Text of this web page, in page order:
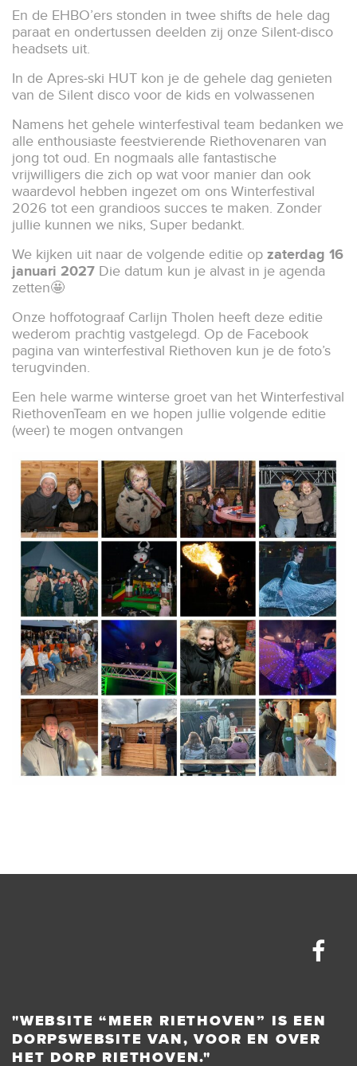
En de EHBO’ers stonden in twee shifts de hele dag
paraat en ondertussen deelden zij onze Silent-disco
headsets uit.
In de Apres-ski HUT kon je de gehele dag genieten
van de Silent disco voor de kids en volwassenen
Namens het gehele winterfestival team bedanken we
alle enthousiaste feestvierende Riethovenaren van
jong tot oud. En nogmaals alle fantastische
vrijwilligers die zich op wat voor manier dan ook
waardevol hebben ingezet om ons Winterfestival
2026 tot een grandioos succes te maken. Zonder
jullie kunnen we niks, Super bedankt.
We kijken uit naar de volgende editie op zaterdag 16
januari 2027 Die datum kun je alvast in je agenda
zetten🤩
Onze hoffotograaf Carlijn Tholen heeft deze editie
wederom prachtig vastgelegd. Op de Facebook
pagina van winterfestival Riethoven kun je de foto’s
terugvinden.
Een hele warme winterse groet van het Winterfestival
RiethovenTeam en we hopen jullie volgende editie
(weer) te mogen ontvangen
"WEBSITE “MEER RIETHOVEN” IS EEN
DORPSWEBSITE VAN, VOOR EN OVER
HET DORP RIETHOVEN."